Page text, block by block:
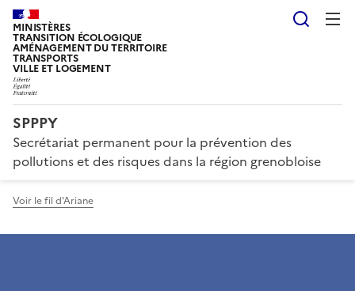
MINISTÈRES
TRANSITION ÉCOLOGIQUE
AMÉNAGEMENT DU TERRITOIRE
TRANSPORTS
VILLE ET LOGEMENT
SPPPY
Secrétariat permanent pour la prévention des
pollutions et des risques dans la région grenobloise
Voir le fil d'Ariane